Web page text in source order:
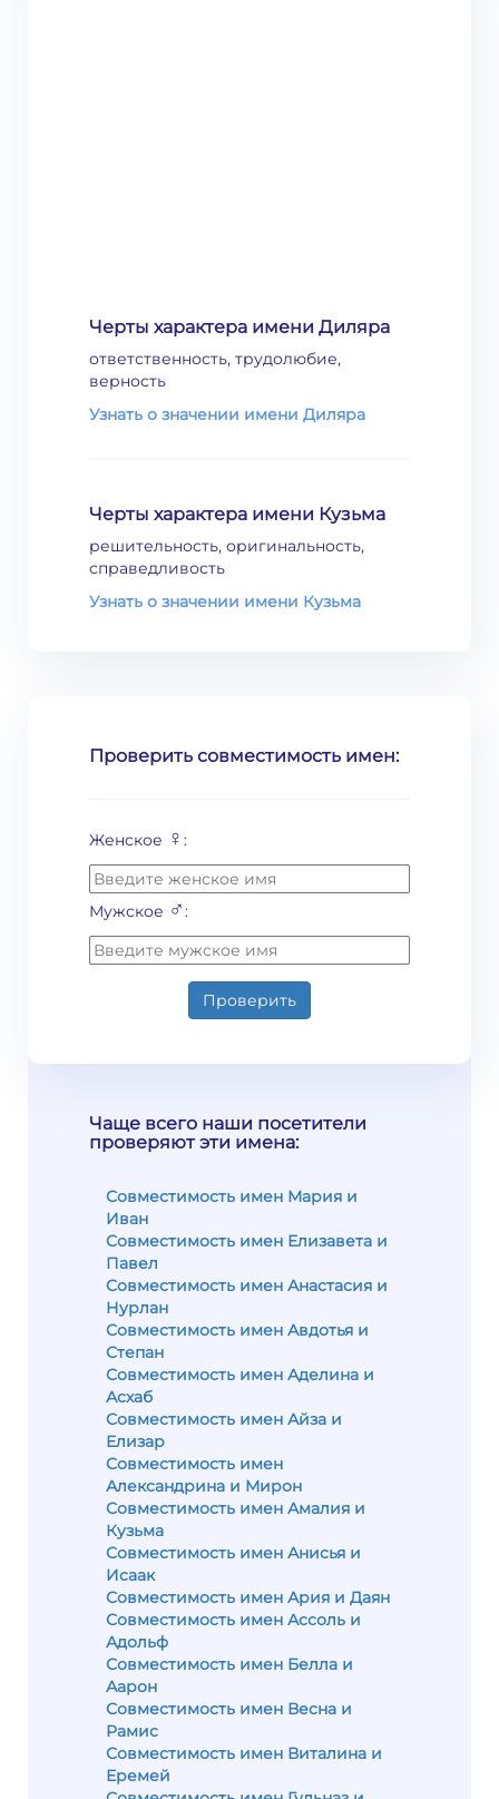
Черты характера имени Диляра
ответственность, трудолюбие,
верность
Узнать о значении имени Диляра
Черты характера имени Кузьма
решительность, оригинальность,
справедливость
Узнать о значении имени Кузьма
Проверить совместимость имен:
Женское ♀ :
Мужское ♂:
Проверить
Чаще всего наши посетители
проверяют эти имена:
Совместимость имен Мария и
Иван
Совместимость имен Елизавета и
Павел
Совместимость имен Анастасия и
Нурлан
Совместимость имен Авдотья и
Степан
Совместимость имен Аделина и
Асхаб
Совместимость имен Айза и
Елизар
Совместимость имен
Александрина и Мирон
Совместимость имен Амалия и
Кузьма
Совместимость имен Анисья и
Исаак
Совместимость имен Ария и Даян
Совместимость имен Ассоль и
Адольф
Совместимость имен Белла и
Аарон
Совместимость имен Весна и
Рамис
Совместимость имен Виталина и
Еремей